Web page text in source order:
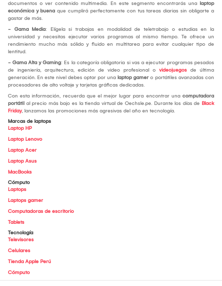
documentos o ver contenido multimedia. En este segmento encontrarás una laptop
económica y buena que cumplirá perfectamente con tus tareas diarias sin obligarte a
gastar de más.
- Gama Media: Elígela si trabajas en modalidad de teletrabajo o estudias en la
universidad y necesitas ejecutar varios programas al mismo tiempo. Te ofrece un
rendimiento mucho más sólido y fluido en multitarea para evitar cualquier tipo de
lentitud.
- Gama Alta y Gaming: Es la categoría obligatoria si vas a ejecutar programas pesados
de ingeniería, arquitectura, edición de video profesional o videojuegos de última
generación. En este nivel debes optar por una laptop gamer o portátiles avanzadas con
procesadores de alto voltaje y tarjetas gráficas dedicadas.
Con esta información, recuerda que el mejor lugar para encontrar una computadora
portátil al precio más bajo es la tienda virtual de Oechsle.pe. Durante los días de Black
Friday, lanzamos las promociones más agresivas del año en tecnología.
Marcas de laptops
Laptop HP
Laptop Lenovo
Laptop Acer
Laptop Asus
MacBooks
Cómputo
Laptops
Laptops gamer
Computadoras de escritorio
Tablets
Tecnología
Televisores
Celulares
Tienda Apple Perú
Cómputo